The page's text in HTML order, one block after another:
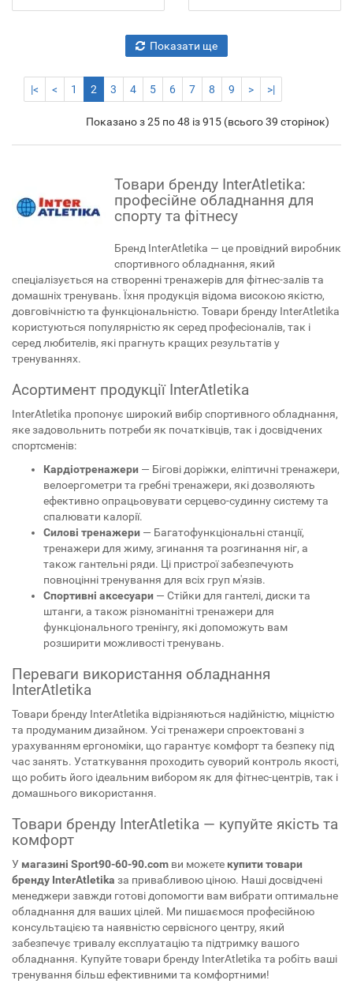
Показати ще
|< < 1 2 3 4 5 6 7 8 9 > >|
Показано з 25 по 48 із 915 (всього 39 сторінок)
Товари бренду InterAtletika:
професійне обладнання для
спорту та фітнесу
Бренд InterAtletika — це провідний виробник
спортивного обладнання, який
спеціалізується на створенні тренажерів для фітнес-залів та
домашніх тренувань. Їхня продукція відома високою якістю,
довговічністю та функціональністю. Товари бренду InterAtletika
користуються популярністю як серед професіоналів, так і
серед любителів, які прагнуть кращих результатів у
тренуваннях.
Асортимент продукції InterAtletika
InterAtletika пропонує широкий вибір спортивного обладнання,
яке задовольнить потреби як початківців, так і досвідчених
спортсменів:
Кардіотренажери — Бігові доріжки, еліптичні тренажери,
велоергометри та гребні тренажери, які дозволяють
ефективно опрацьовувати серцево-судинну систему та
спалювати калорії.
Силові тренажери — Багатофункціональні станції,
тренажери для жиму, згинання та розгинання ніг, а
також гантельні ряди. Ці пристрої забезпечують
повноцінні тренування для всіх груп м'язів.
Спортивні аксесуари — Стійки для гантелі, диски та
штанги, а також різноманітні тренажери для
функціонального тренінгу, які допоможуть вам
розширити можливості тренувань.
Переваги використання обладнання
InterAtletika
Товари бренду InterAtletika відрізняються надійністю, міцністю
та продуманим дизайном. Усі тренажери спроектовані з
урахуванням ергономіки, що гарантує комфорт та безпеку під
час занять. Устаткування проходить суворий контроль якості,
що робить його ідеальним вибором як для фітнес-центрів, так і
домашнього використання.
Товари бренду InterAtletika — купуйте якість та
комфорт
У магазині Sport90-60-90.com ви можете купити товари
бренду InterAtletika за привабливою ціною. Наші досвідчені
менеджери завжди готові допомогти вам вибрати оптимальне
обладнання для ваших цілей. Ми пишаємося професійною
консультацією та наявністю сервісного центру, який
забезпечує тривалу експлуатацію та підтримку вашого
обладнання. Купуйте товари бренду InterAtletika та робіть ваші
тренування більш ефективними та комфортними!